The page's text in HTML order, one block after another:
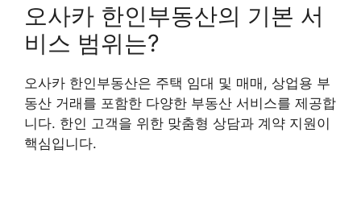
오사카 한인부동산의 기본 서
비스 범위는?
오사카 한인부동산은 주택 임대 및 매매, 상업용 부
동산 거래를 포함한 다양한 부동산 서비스를 제공합
니다. 한인 고객을 위한 맞춤형 상담과 계약 지원이
핵심입니다.